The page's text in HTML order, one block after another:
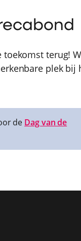
terug!
plek bij
de Dag van de